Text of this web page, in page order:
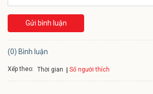
Gửi bình luận
(0) Bình luận
Xếp theo: Thời gian Số người thích